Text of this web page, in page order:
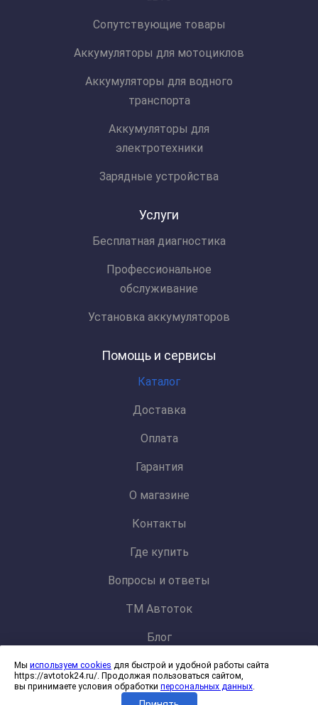
Сопутствующие товары
Аккумуляторы для мотоциклов
Аккумуляторы для водного
транспорта
Аккумуляторы для
электротехники
Зарядные устройства
Услуги
Бесплатная диагностика
Профессиональное
обслуживание
Установка аккумуляторов
Помощь и сервисы
Каталог
Доставка
Оплата
Гарантия
О магазине
Контакты
Где купить
Вопросы и ответы
ТМ Автоток
Блог
Политика конфиденциальности и обработки персональных данных
Согласие на обработку файлов cookies
Мы используем cookies для быстрой и удобной работы сайта
https://avtotok24.ru/. Продолжая пользоваться сайтом,
вы принимаете условия обработки персональных данных.